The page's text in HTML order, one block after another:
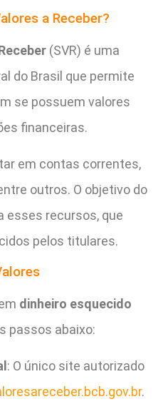
a Receber?
(SVR) é uma
do Brasil que permite
se possuem valores
financeiras.
em contas correntes,
outros. O objetivo do
esses recursos, que
pelos titulares.
dinheiro esquecido
passos abaixo:
: O único site autorizado
.